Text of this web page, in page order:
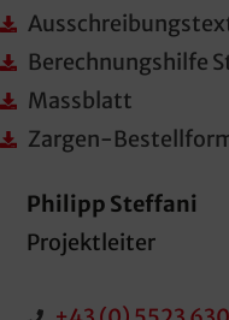
Philipp Steffani
Projektleiter
Berechnungshilfe
Massblatt
Zargen-